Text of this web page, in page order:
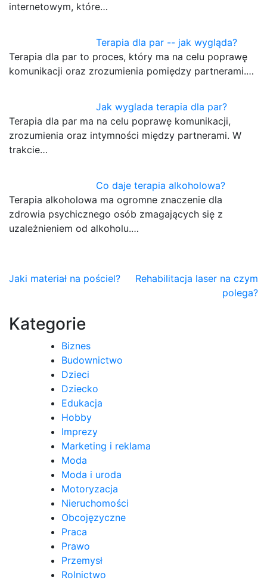
internetowym, które…
Terapia dla par -- jak wygląda?
Terapia dla par to proces, który ma na celu poprawę
komunikacji oraz zrozumienia pomiędzy partnerami.…
Jak wyglada terapia dla par?
Terapia dla par ma na celu poprawę komunikacji,
zrozumienia oraz intymności między partnerami. W
trakcie…
Co daje terapia alkoholowa?
Terapia alkoholowa ma ogromne znaczenie dla
zdrowia psychicznego osób zmagających się z
uzależnieniem od alkoholu.…
Nawigacja
Jaki materiał na pościel?
Rehabilitacja laser na czym
polega?
Kategorie
Biznes
Budownictwo
Dzieci
Dziecko
Edukacja
Hobby
Imprezy
Marketing i reklama
Moda
Moda i uroda
Motoryzacja
Nieruchomości
Obcojęzyczne
Praca
Prawo
Przemysł
Rolnictwo